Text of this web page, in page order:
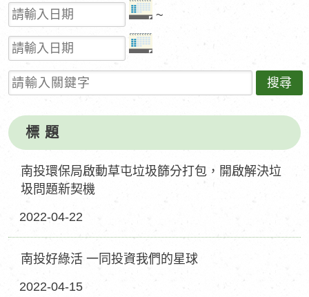
起
始
日
期
~
結
束
日
期
請輸入關鍵字
標 題
南投環保局啟動草屯垃圾篩分打包，開啟解決垃
圾問題新契機
2022-04-22
南投好綠活 一同投資我們的星球
2022-04-15